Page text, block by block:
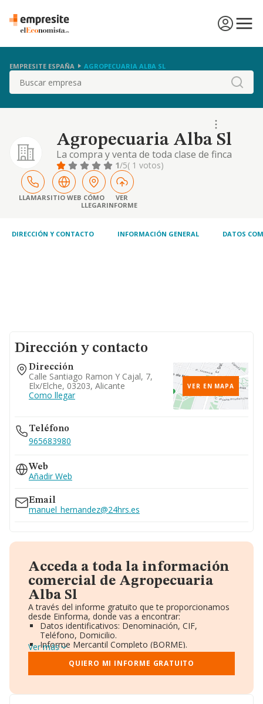
EMPRESITE ESPAÑA AGROPECUARIA ALBA SL
Buscar
Agropecuaria Alba Sl
La compra y venta de toda clase de finca
urbanas y rusticas, asi como la explotacion
de las mismas.
1/5( 1 votos)
LLAMARSITIO WEB CÓMO
LLEGAR
VER
INFORME
DIRECCIÓN Y CONTACTO INFORMACIÓN GENERAL DATOS
Dirección y contacto
Dirección
Calle Santiago Ramon Y Cajal, 7,
Elx/elche, 03203, Alicante
Como llegar
VER EN MAPA
Teléfono
965683980
Web
Añadir Web
Email
manuel_hernandez@24hrs.es
Acceda a toda la información
comercial de Agropecuaria
Alba Sl
A través del informe gratuito que te proporcionamos
desde Einforma, donde vas a encontrar:
Datos identificativos: Denominación, CIF,
Teléfono, Domicilio.
Informe Mercantil Completo (BORME).
Gráficos de Evolución Ventas y Empleados.
Consejo de Administración y Administradores.
Directivos y Ejecutivos.
Ver más
QUIERO MI INFORME GRATUITO